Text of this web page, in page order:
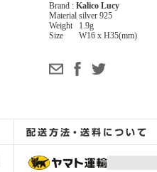
Brand : Kalico Lucy
Material silver 925
Weight
1.9g
Size
W16 x H35(mm)